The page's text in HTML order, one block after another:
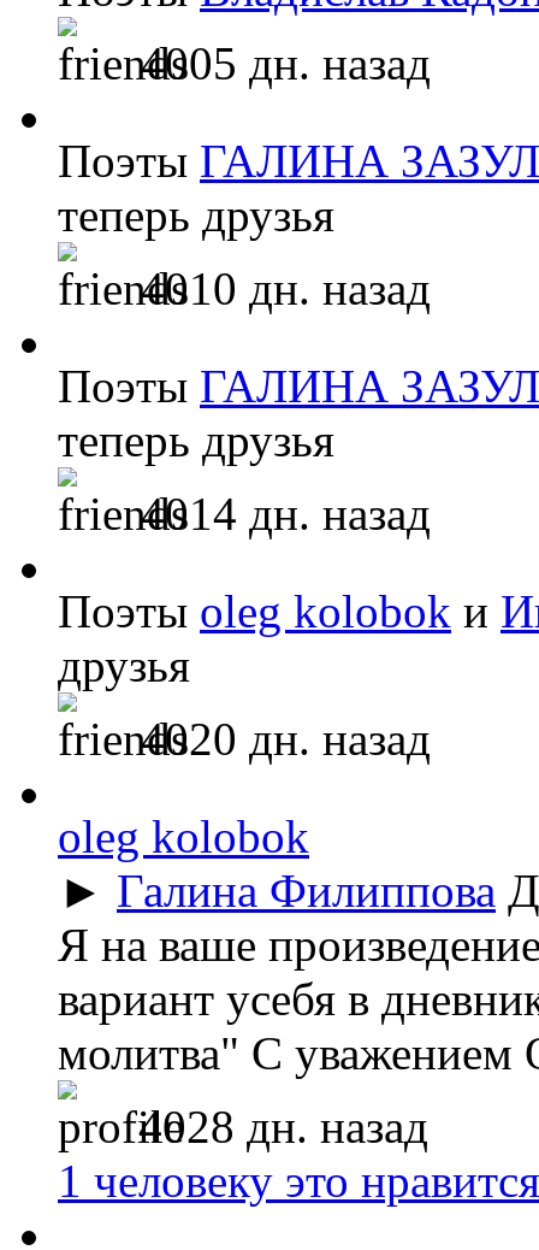
4005 дн. назад
Поэты ГАЛИНА
теперь друзья
4010 дн. назад
Поэты ГАЛИНА
теперь друзья
4014 дн. назад
Поэты oleg kolobok и
друзья
4020 дн. назад
oleg kolobok
► Галина Филиппова
Я на ваше
вариант усебя в
молитва" С уважением
4028 дн. назад
1 человеку это нравится